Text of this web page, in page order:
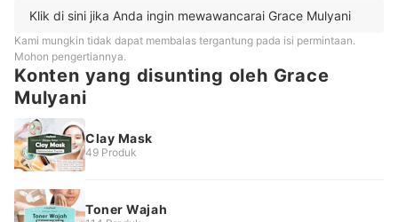
Klik di sini jika Anda ingin mewawancarai Grace Mulyani
Kami mungkin tidak dapat membalas tergantung pada isi permintaan.
Mohon pengertiannya.
Konten yang disunting oleh Grace
Mulyani
Clay Mask
49 Produk
Toner Wajah